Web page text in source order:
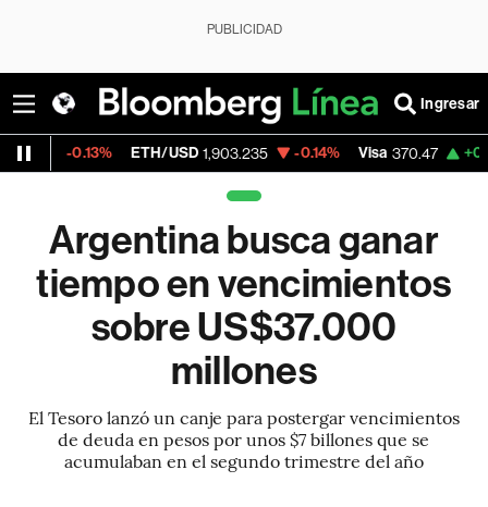
PUBLICIDAD
Ingresar
ETH/USD 1,903.235 -0.14% Visa 370.47 +0.52%
Argentina busca ganar
tiempo en vencimientos
sobre US$37.000
millones
El Tesoro lanzó un canje para postergar vencimientos
de deuda en pesos por unos $7 billones que se
acumulaban en el segundo trimestre del año